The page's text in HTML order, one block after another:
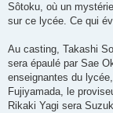
Sôtoku, où un
sur ce lycée. Ce qui
Au casting, Takashi
sera épaulé par Sae
enseignantes du
Fujiyamada, le
Rikaki Yagi sera